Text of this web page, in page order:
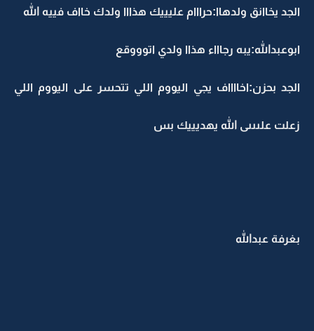
الجد يخاانق ولدهاا:حرااام عليييك هذااا ولدك خااف فييه الله
ابوعبدالله:يبه رجاااء هذاا ولدي اتوووقع
الجد بحزن:اخااااف يجي اليووم اللي تتحسر على اليووم اللي
زعلت علىىىى الله يهديييك بس
بغرفة عبدالله